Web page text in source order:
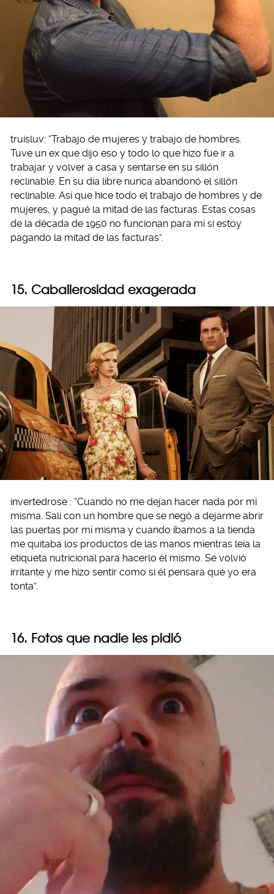
truisluv: “Trabajo de mujeres y trabajo de hombres.
Tuve un ex que dijo eso y todo lo que hizo fue ir a
trabajar y volver a casa y sentarse en su sillón
reclinable. En su día libre nunca abandonó el sillón
reclinable. Así que hice todo el trabajo de hombres y de
mujeres, y pagué la mitad de las facturas. Estas cosas
de la década de 1950 no funcionan para mí si estoy
pagando la mitad de las facturas”.
15. Caballerosidad exagerada
invertedrose : “Cuando no me dejan hacer nada por mí
misma. Salí con un hombre que se negó a dejarme abrir
las puertas por mí misma y cuando íbamos a la tienda
me quitaba los productos de las manos mientras leía la
etiqueta nutricional para hacerlo él mismo. Se volvió
irritante y me hizo sentir como si él pensara que yo era
tonta”.
16. Fotos que nadie les pidió